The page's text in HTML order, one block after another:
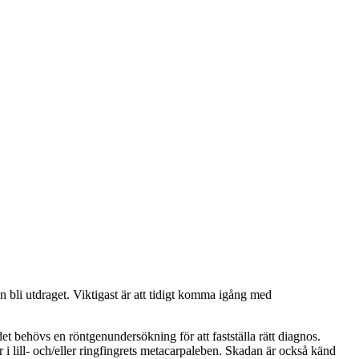
bli utdraget. Viktigast är att tidigt komma igång med
behövs en röntgenundersökning för att fastställa rätt diagnos.
lill- och/eller ringfingrets metacarpaleben. Skadan är också känd